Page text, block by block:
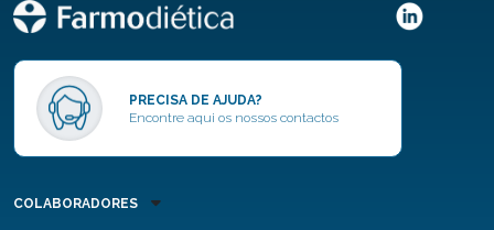
PRECISA DE AJUDA?
Encontre aqui os nossos contactos
COLABORADORES